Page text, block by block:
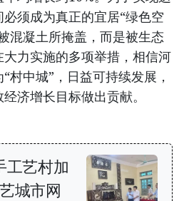
须成为真正的宜居“绿色空
混凝土所掩盖，而是被生态
力实施的多项举措，相信河
村中城”，日益可持续发展，
济增长目标做出贡献。
工艺村加
城市网